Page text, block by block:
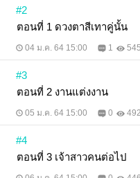
และบนระเบียงภ
เปลี่ยนแปลง จูบ
ที่เธอไม่เคยรู้ว่า
เล่มแล้ว ในชื่อเดี
#2
ตอนที่ 1 ดวงตาสีเทาคู่นั้น
04 ม.ค. 64 15:00 1 545
#3
ตอนที่ 2 งานแต่งงาน
05 ม.ค. 64 15:00 0 492
#4
ตอนที่ 3 เจ้าสาวคนต่อไป